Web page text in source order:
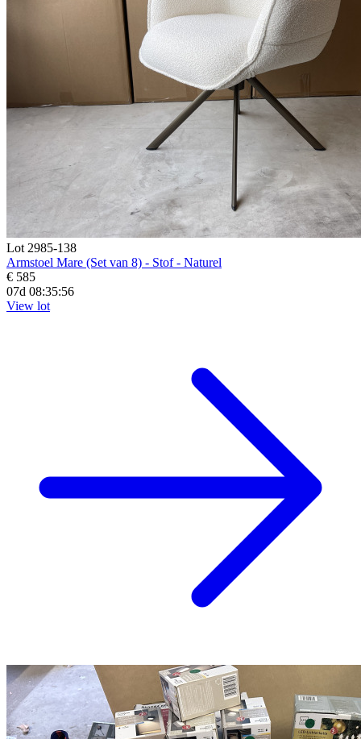
Lot 2985-138
Armstoel Mare (Set van 8) - Stof - Naturel
€ 585
07d 08:35:55
View lot